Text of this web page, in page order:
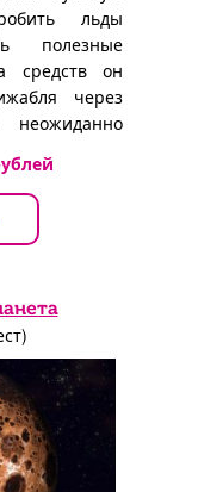
льды
полезные
средств он
через